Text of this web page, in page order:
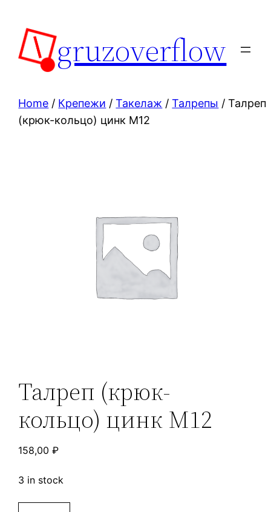
content
gruzoverflow
Home / Крепежи /Такелаж /Талрепы / Талреп
(крюк-кольцо) цинк М12
Талреп (крюк-
кольцо) цинк М12
158,00₽
3 in stock